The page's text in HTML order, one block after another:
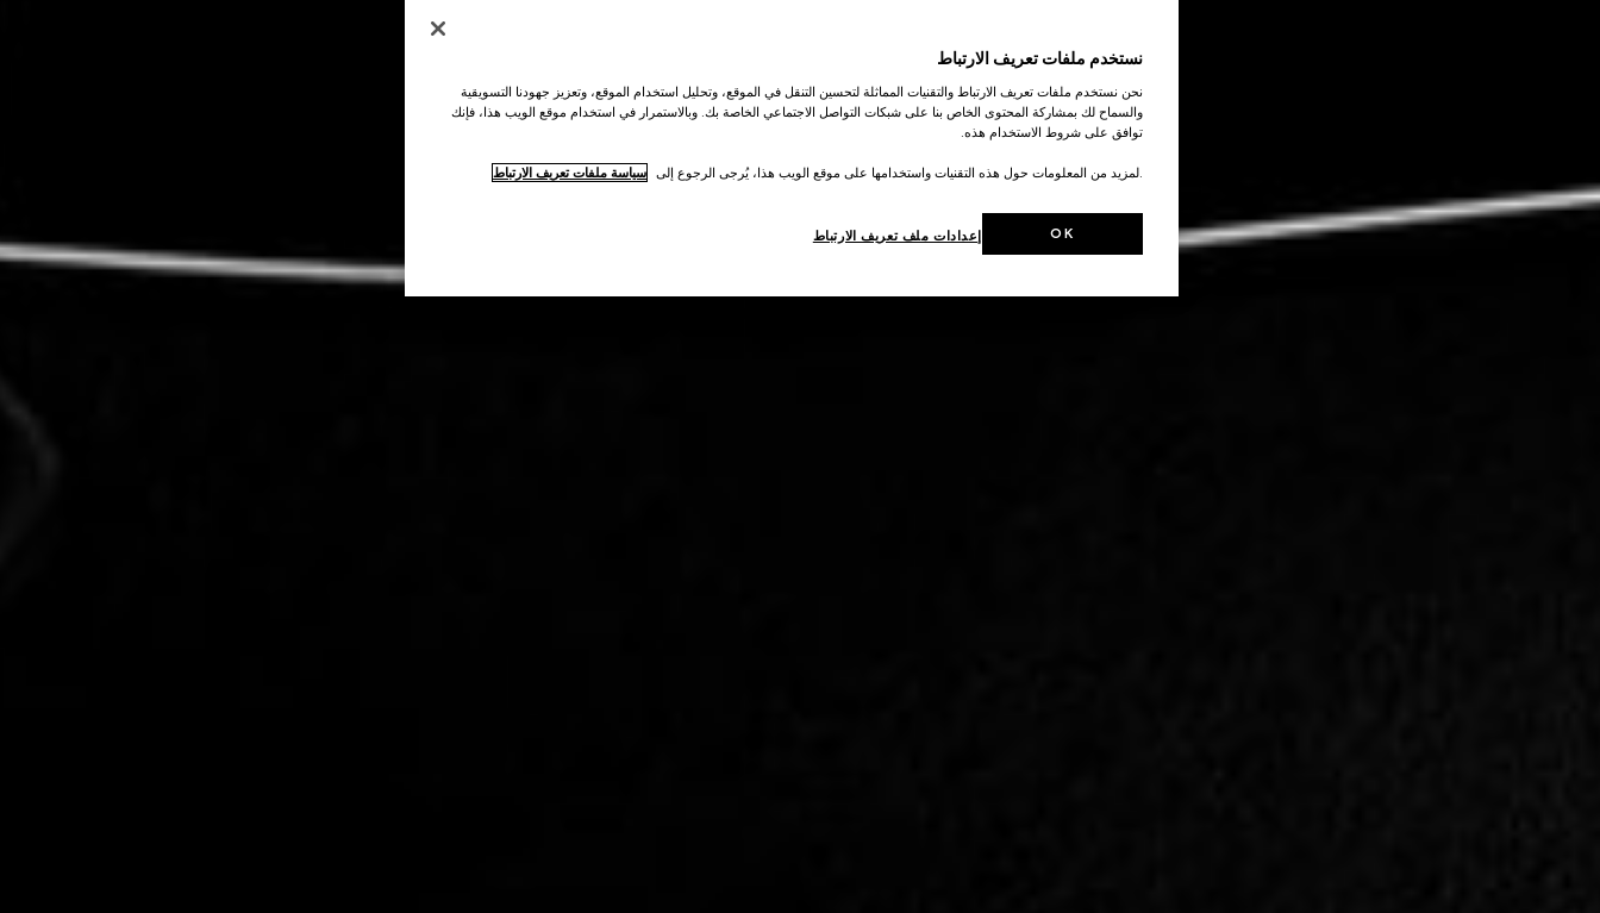
نستخدم ملفات تعريف الارتباط
نحن نستخدم ملفات تعريف الارتباط والتقنيات المماثلة لتحسين التنقل في الموقع، وتحليل استخدام الموقع، وتعزيز جهودنا التسويقية
والسماح لك بمشاركة المحتوى الخاص بنا على شبكات التواصل الاجتماعي الخاصة بك. وبالاستمرار في استخدام موقع الويب هذا، فإنك
توافق على شروط الاستخدام هذه.
.لمزيد من المعلومات حول هذه التقنيات واستخدامها على موقع الويب هذا، يُرجى الرجوع إلى سياسة ملفات تعريف الارتباط
إعدادات ملف تعريف الارتباط OK